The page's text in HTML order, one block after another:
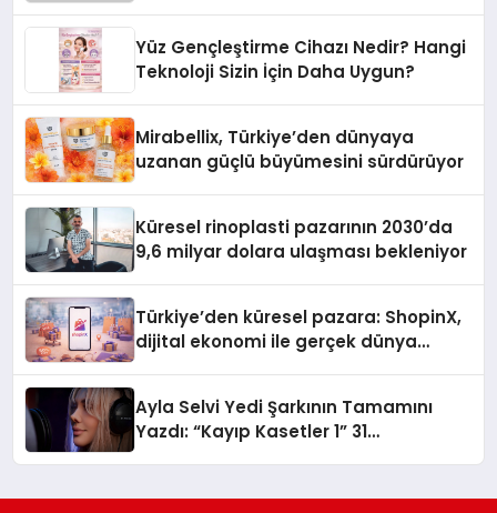
Yüz Gençleştirme Cihazı Nedir? Hangi
Teknoloji Sizin İçin Daha Uygun?
Mirabellix, Türkiye’den dünyaya
uzanan güçlü büyümesini sürdürüyor
Küresel rinoplasti pazarının 2030’da
9,6 milyar dolara ulaşması bekleniyor
Türkiye’den küresel pazara: ShopinX,
dijital ekonomi ile gerçek dünya
Ayla Selvi Yedi Şarkının Tamamını
Yazdı: “Kayıp Kasetler 1” 31